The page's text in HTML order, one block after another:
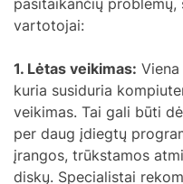
vartotojai:
1. Lėtas veikimas:
kuria susiduria
veikimas. Tai gali būti
per daug įdiegtų
įrangos, trūkstamos
diskų. Specialistai